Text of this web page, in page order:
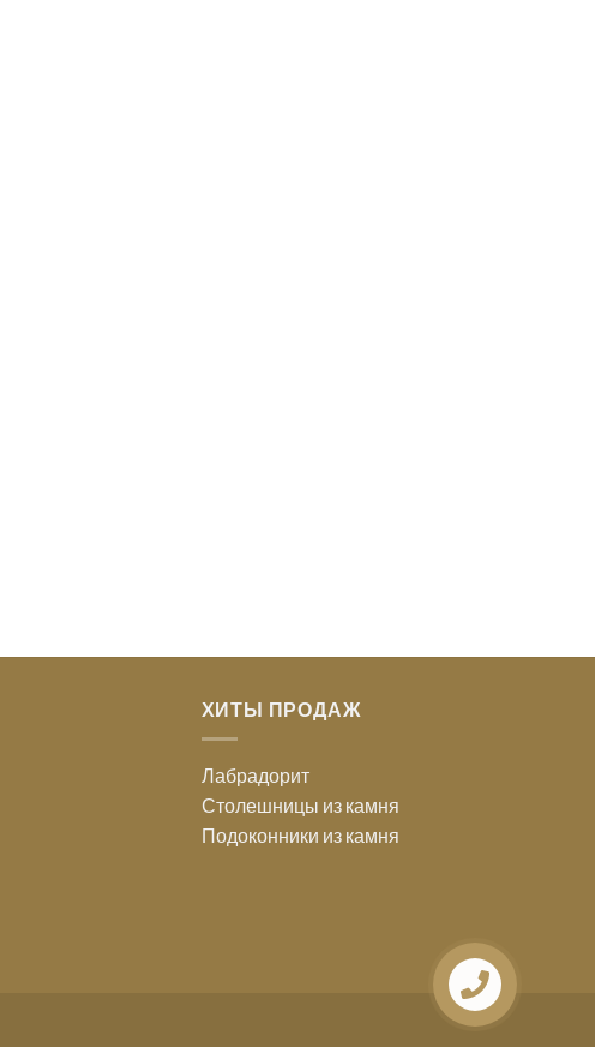
ХИТЫ ПРОДАЖ
Лабрадорит
Столешницы из камня
Подоконники из камня